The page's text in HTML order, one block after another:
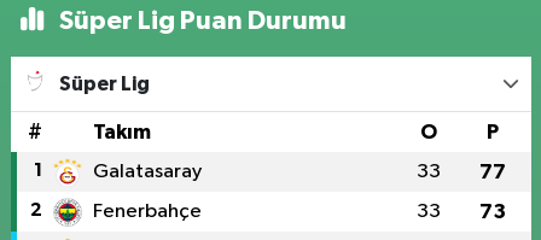
Süper Lig Puan Durumu
Süper Lig
# Takım O P
1 Galatasaray 33 77
2 Fenerbahçe 33 73